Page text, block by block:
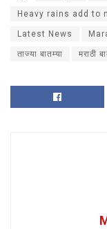
Heavy rains add to
Latest News
ताज्या बातम्या मराठी